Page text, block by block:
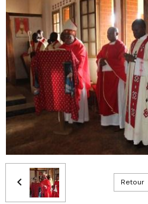
Retour